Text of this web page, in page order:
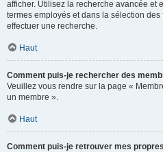
afficher. Utilisez la recherche avancée et
termes employés et dans la sélection
effectuer une recherche.
Haut
Comment puis-je rechercher des
Veuillez vous rendre sur la page «
un membre ».
Haut
Comment puis-je retrouver mes